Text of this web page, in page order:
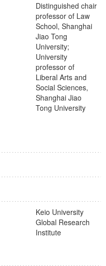
Distinguished chair
professor of Law
School, Shanghai
Jiao Tong
University;
University
professor of
Liberal Arts and
Social Sciences,
Shanghai Jiao
Tong University
Keio University
Global Research
Institute